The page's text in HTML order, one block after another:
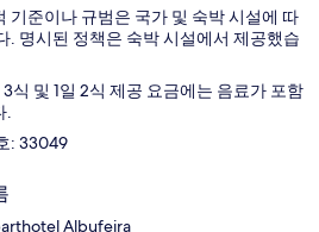
기준이나 규범은 국가 및 숙박 시설에 따
. 명시된 정책은 숙박 시설에서 제공했습
식 및 1일 2식 제공 요금에는 음료가 포함
.
: 33049
Albufeira